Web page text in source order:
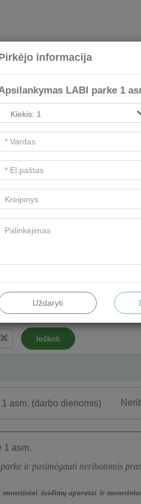
2
Ieškoti
asm. (darbo dienomis)
1 asm.
ir pasimėgauti neribotomis
žaidimų aparatai ir
informacija
LABI parke 1
Uždaryti